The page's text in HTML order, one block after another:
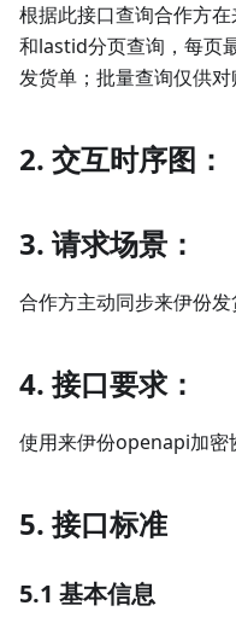
根据此接口查询合作方
和lastid分页查询，每页
发货单；批量查询仅供对
2. 交互时序图：
3. 请求场景：
合作方主动同步来伊份
4. 接口要求：
使用来伊份openapi加密
5. 接口标准
5.1 基本信息